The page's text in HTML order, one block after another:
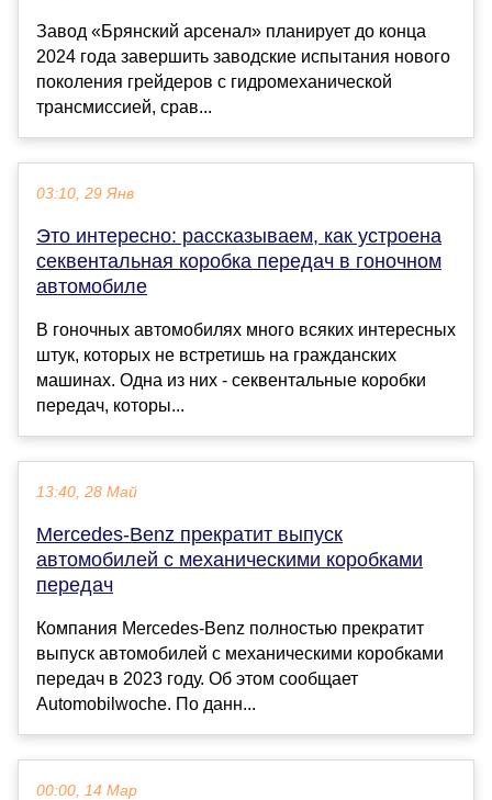
Завод «Брянский арсенал» планирует до конца
2024 года завершить заводские испытания нового
поколения грейдеров с гидромеханической
трансмиссией, срав...
03:10, 29 Янв
Это интересно: рассказываем, как устроена
секвентальная коробка передач в гоночном
автомобиле
В гоночных автомобилях много всяких интересных
штук, которых не встретишь на гражданских
машинах. Одна из них - секвентальные коробки
передач, которы...
13:40, 28 Май
Mercedes-Benz прекратит выпуск
автомобилей с механическими коробками
передач
Компания Mercedes-Benz полностью прекратит
выпуск автомобилей с механическими коробками
передач в 2023 году. Об этом сообщает
Automobilwoche. По данн...
00:00, 14 Мар